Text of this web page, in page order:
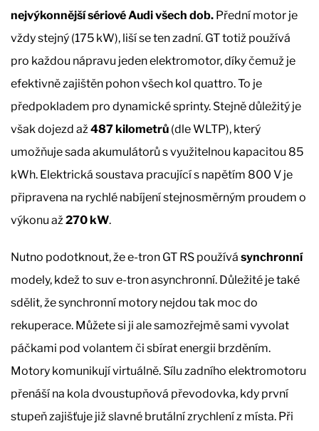
nejvýkonnější sériové Audi všech dob. Přední motor je
vždy stejný (175 kW), liší se ten zadní. GT totiž používá
pro každou nápravu jeden elektromotor, díky čemuž je
efektivně zajištěn pohon všech kol quattro. To je
předpokladem pro dynamické sprinty. Stejně důležitý je
však dojezd až487 kilometrů (dle WLTP), který
umožňuje sada akumulátorů s využitelnou kapacitou 85
kWh. Elektrická soustava pracující s napětím 800 V je
připravena na rychlé nabíjení stejnosměrným proudem o
výkonu až270 kW.
Nutno podotknout, že e-tron GT RS používá synchronní
modely, kdež to suv e-tron asynchronní. Důležité je také
sdělit, že synchronní motory nejdou tak moc do
rekuperace. Můžete si ji ale samozřejmě sami vyvolat
páčkami pod volantem či sbírat energii brzděním.
Motory komunikují virtuálně. Sílu zadního elektromotoru
přenáší na kola dvoustupňová převodovka, kdy první
stupeň zajišťuje již slavné brutální zrychlení z místa. Při